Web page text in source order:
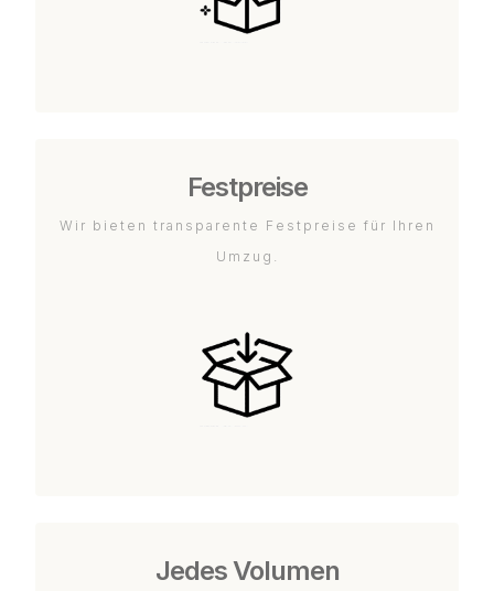
Festpreise
Wir bieten transparente Festpreise für Ihren
Umzug.
Jedes Volumen